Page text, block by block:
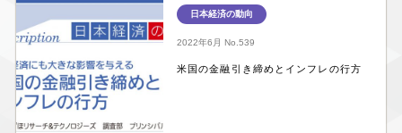
日本経済の動向
2022年6月 No.539
米国の金融引き締めとインフレの行方